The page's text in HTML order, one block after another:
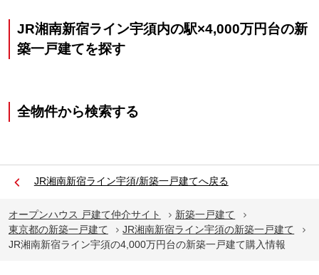
JR湘南新宿ライン宇須内の駅×4,000万円台の新
築一戸建てを探す
全物件から検索する
JR湘南新宿ライン宇須/新築一戸建てへ戻る
オープンハウス 戸建て仲介サイト
新築一戸建て
東京都の新築一戸建て
JR湘南新宿ライン宇須の新築一戸建て
JR湘南新宿ライン宇須の4,000万円台の新築一戸建て購入情報